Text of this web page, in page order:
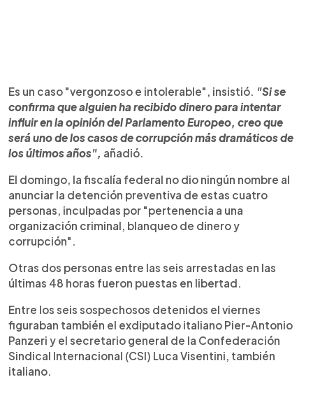
Es un caso "vergonzoso e intolerable", insistió. "Si se
confirma que alguien ha recibido dinero para intentar
influir en la opinión del Parlamento Europeo, creo que
será uno de los casos de corrupción más dramáticos de
los últimos años", añadió.
El domingo, la fiscalía federal no dio ningún nombre al
anunciar la detención preventiva de estas cuatro
personas, inculpadas por "pertenencia a una
organización criminal, blanqueo de dinero y
corrupción".
Otras dos personas entre las seis arrestadas en las
últimas 48 horas fueron puestas en libertad.
Entre los seis sospechosos detenidos el viernes
figuraban también el exdiputado italiano Pier-Antonio
Panzeri y el secretario general de la Confederación
Sindical Internacional (CSI) Luca Visentini, también
italiano.